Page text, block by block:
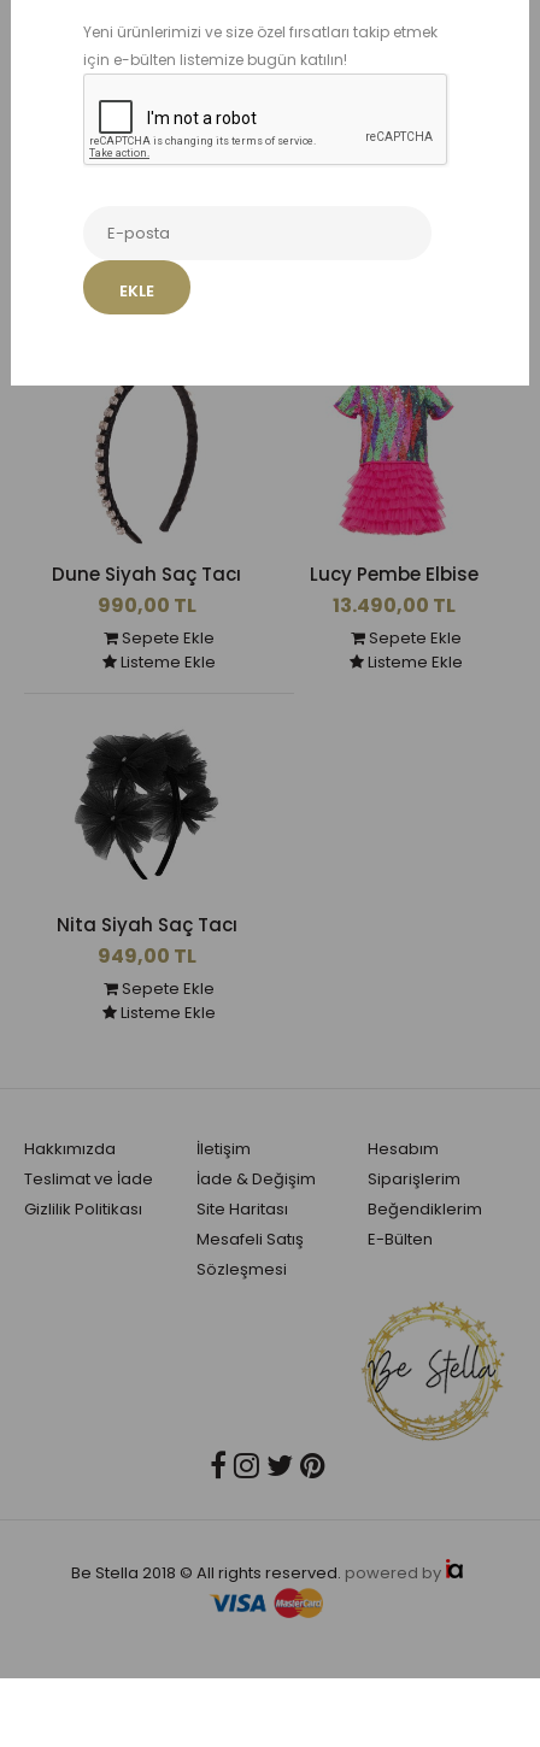
Yeni ürünlerimizi ve size özel fırsatları takip etmek
için e-bülten listemize bugün katılın!
EKLE
ADET
Benzer Ürünler
Dune Siyah Saç Tacı
990,00 TL
Sepete Ekle
Listeme Ekle
Lucy Pembe Elbise
13.490,00 TL
Sepete Ekle
Listeme Ekle
Nita Siyah Saç Tacı
949,00 TL
Sepete Ekle
Listeme Ekle
Hakkımızda
Teslimat ve İade
Gizlilik Politikası
İletişim
İade & Değişim
Site Haritası
Mesafeli Satış
Sözleşmesi
Hesabım
Siparişlerim
Beğendiklerim
E-Bülten
Be Stella 2018 © All rights reserved. powered by